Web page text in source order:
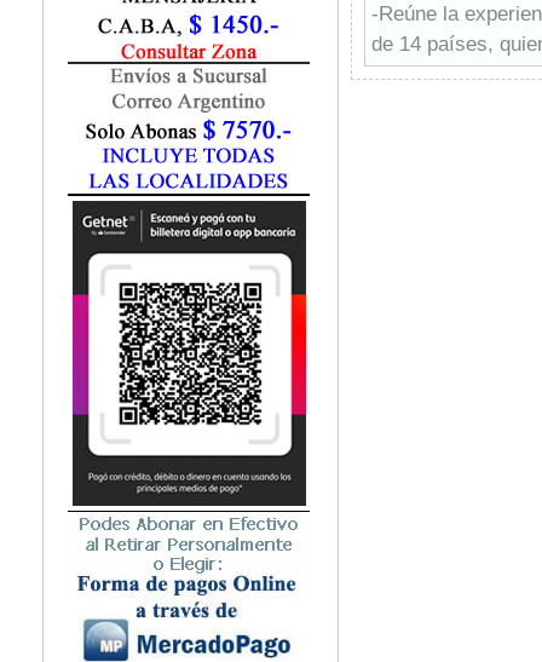
Fonoaudiología
Gastroenterología
Geriatría
Ginecología / Obstetricia
Hematología
Histología
Homeopatía
Infectología
Inmunología
Instrumentación Quirurgica
Medicina del Deporte / Rehabilitación
Medicina Emergencias / Urgencias
Medicina Forense / Legal
Medicina General
Medicina Interna
Microbiología
Nefrología
Neonatología / Pediatría
Neumología
Neuroanatomía / Neurociencia
Neurocirugía
-Reúne la
de 14 países,
de 25 capítulos.